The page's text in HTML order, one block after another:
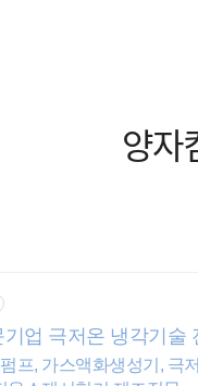
양자
업 극저온 냉각기술
프, 가스액화생성기, 극